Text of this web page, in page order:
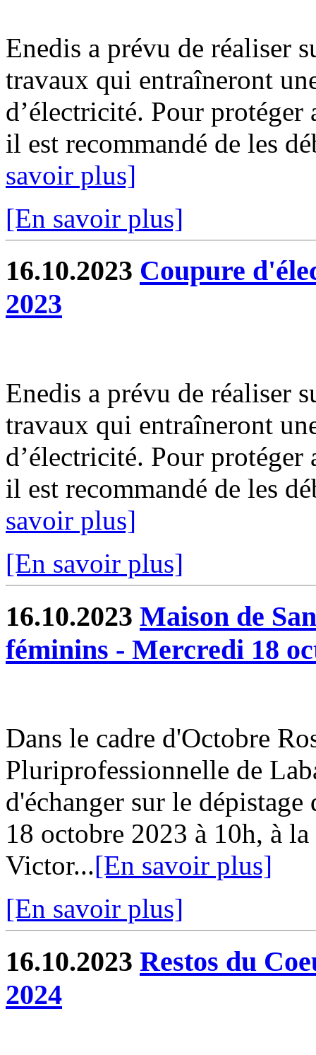
Enedis a prévu de réaliser
travaux qui entraîneront
d’électricité. Pour protéger
il est recommandé de les
savoir plus]
[En savoir plus]
16.10.2023 Coupure
2023
Enedis a prévu de réaliser
travaux qui entraîneront
d’électricité. Pour protéger
il est recommandé de les
savoir plus]
[En savoir plus]
16.10.2023 Maison de
féminins - Mercredi 18
Dans le cadre d'Octobre
Pluriprofessionnelle de
d'échanger sur le
18 octobre 2023 à 10h, à
Victor...[En savoir plus]
[En savoir plus]
16.10.2023 Restos du
2024